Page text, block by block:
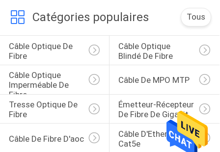
Catégories populaires Tous
Câble Optique De
Fibre
Câble Optique
Blindé De Fibre
Câble Optique
Imperméable De
Fibre
Câble De MPO MTP
Tresse Optique De
Fibre
Émetteur-Récepteur
De Fibre De Gigabit
Câble De Fibre D'aoc
Câble D'Ethernet De
Cat5e